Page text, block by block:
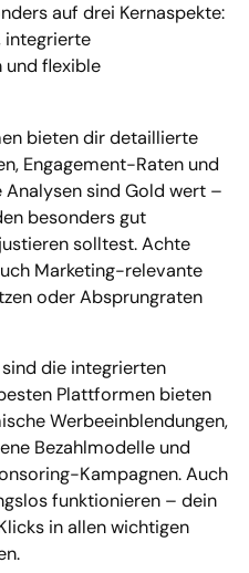
auf drei Kernaspekte:
integrierte
und flexible
bieten dir detaillierte
Engagement-Raten und
sind Gold wert –
besonders gut
solltest. Achte
Marketing-relevante
oder Absprungraten
die integrierten
Plattformen bieten
Werbeeinblendungen,
Bezahlmodelle und
Kampagnen. Auch
funktionieren – dein
in allen wichtigen